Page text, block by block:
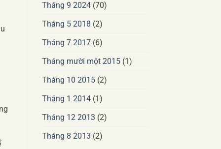
Tháng 9 2024(70)
Tháng 5 2018 (2)
Tháng 7 2017(6)
Tháng mười một 2015(1)
Tháng 10 2015(2)
Tháng 1 2014(1)
Tháng 12 2013 (2)
Tháng 8 2013 (2)